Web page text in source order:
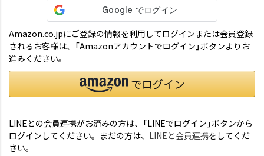
Amazon.co.jpにご登録の情報を利用してログインまたは会員登録
されるお客様は、「Amazonアカウントでログイン」ボタンよりお
進みください。
LINEとの会員連携がお済みの方は、「LINEでログイン」ボタンから
ログインしてください。まだの方は、 LINEと会員連携をしてくだ
さい。